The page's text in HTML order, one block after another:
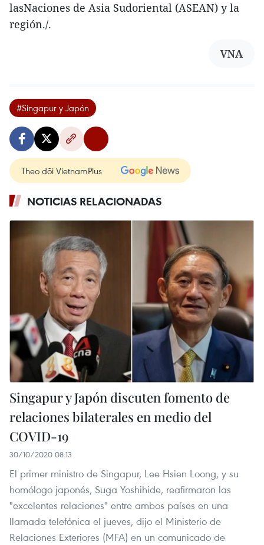
lasNaciones de Asia Sudoriental (ASEAN) y la
región./.
VNA
#Singapur y Japón
Theo dõi VietnamPlus
NOTICIAS RELACIONADAS
Singapur y Japón discuten fomento de
relaciones bilaterales en medio del
COVID-19
30/10/2020 08:13
El primer ministro de Singapur, Lee Hsien Loong, y su
homólogo japonés, Suga Yoshihide, reafirmaron las
"excelentes relaciones" entre ambos países en una
llamada telefónica el jueves, dijo el Ministerio de
Relaciones Exteriores (MFA) en un comunicado de